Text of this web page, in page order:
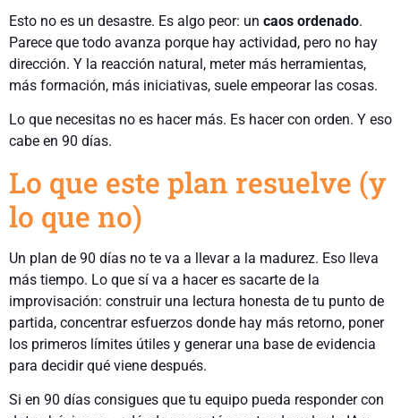
Esto no es un desastre. Es algo peor: un caos ordenado.
Parece que todo avanza porque hay actividad, pero no hay
dirección. Y la reacción natural, meter más herramientas,
más formación, más iniciativas, suele empeorar las cosas.
Lo que necesitas no es hacer más. Es hacer con orden. Y eso
cabe en 90 días.
Lo que este plan resuelve (y
lo que no)
Un plan de 90 días no te va a llevar a la madurez. Eso lleva
más tiempo. Lo que sí va a hacer es sacarte de la
improvisación: construir una lectura honesta de tu punto de
partida, concentrar esfuerzos donde hay más retorno, poner
los primeros límites útiles y generar una base de evidencia
para decidir qué viene después.
Si en 90 días consigues que tu equipo pueda responder con